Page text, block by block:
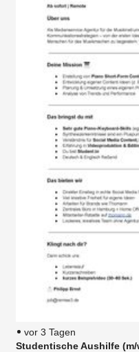
vor 3 Tagen
Studentische Aushilfe